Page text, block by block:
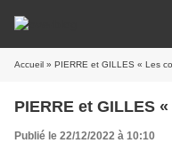
Accueil » PIERRE et GILLES « Les
PIERRE et GILLES
Publié le 22/12/2022 à 10:10